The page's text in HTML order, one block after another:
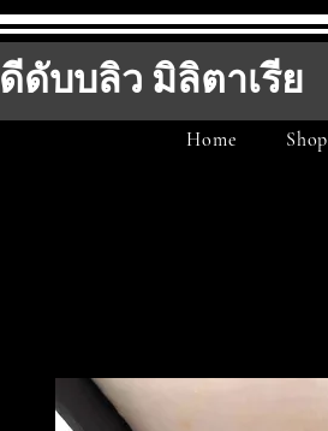
ดีดับบลิว มิลิตาเรีย
Home Shop